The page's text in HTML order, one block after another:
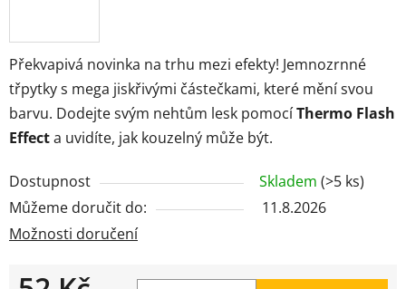
Překvapivá novinka na trhu mezi efekty! Jemnozrnné
třpytky s mega jiskřivými částečkami, které mění svou
barvu. Dodejte svým nehtům lesk pomocíThermo Flash
Effecta uvidíte, jak kouzelný může být.
Dostupnost Skladem (>5 ks)
Můžeme doručit do:
11.8.2026
Možnosti doručení